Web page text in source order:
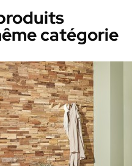
catégorie